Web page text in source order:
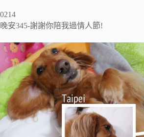
0214
晚安345-謝謝你陪我過情人節!